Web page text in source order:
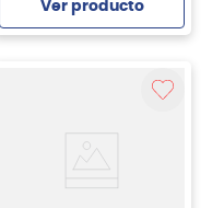
Ver producto